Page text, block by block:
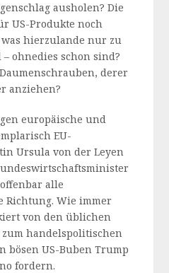
ausholen? Die
US-Produkte noch
hierzulande nur zu
ohnedies schon sind?
derer
anziehen?
europäische und
EU-
Ursula von der Leyen
alle
Richtung. Wie immer
von den üblichen
handelspolitischen
bösen US-Buben Trump
fordern.